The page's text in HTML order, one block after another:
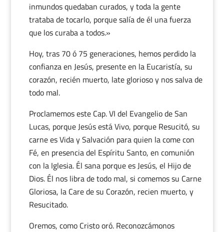
inmundos quedaban curados, y toda la gente
trataba de tocarlo, porque salía de él una fuerza
que los curaba a todos.»
Hoy, tras 70 ó 75 generaciones, hemos perdido la
confianza en Jesús, presente en la Eucaristía, su
corazón, recién muerto, late glorioso y nos salva de
todo mal.
Proclamemos este Cap. VI del Evangelio de San
Lucas, porque Jesús está Vivo, porque Resucitó, su
carne es Vida y Salvación para quien la come con
Fé, en presencia del Espíritu Santo, en comunión
con la Iglesia. Él sana porque es Jesús, el Hijo de
Dios. Él nos libra de todo mal, si comemos su Carne
Gloriosa, la Care de su Corazón, recien muerto, y
Resucitado.
Oremos, como Cristo oró. Reconozcámonos